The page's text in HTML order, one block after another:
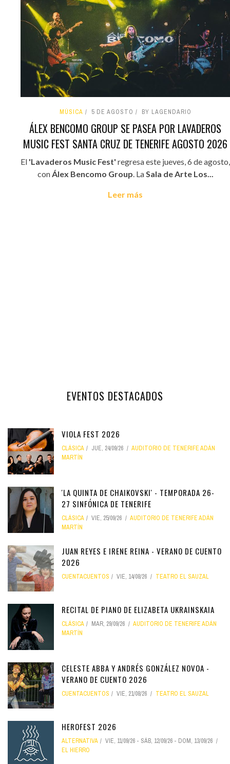
MÚSICA 5 DE AGOSTO BY LAGENDARIO
ÁLEX BENCOMO GROUP SE PASEA POR LAVADEROS
MUSIC FEST SANTA CRUZ DE TENERIFE AGOSTO 2026
El 'Lavaderos Music Fest' regresa este jueves, 6 de agosto,
conÁlex Bencomo Group. LaSala de Arte Los...
Leer más
EVENTOS DESTACADOS
VIOLA FEST 2026
CLÁSICA JUE, 24/09/26
AUDITORIO DE TENERIFE ADÁN
MARTÍN
'LA QUINTA DE CHAIKOVSKI' - TEMPORADA 26-
27 SINFÓNICA DE TENERIFE
CLÁSICA VIE, 25/09/26
AUDITORIO DE TENERIFE ADÁN
MARTÍN
JUAN REYES E IRENE REINA - VERANO DE CUENTO
2026
CUENTACUENTOS VIE, 14/08/26 TEATRO EL SAUZAL
RECITAL DE PIANO DE ELIZABETA UKRAINSKAIA
CLÁSICA MAR, 29/09/26
AUDITORIO DE TENERIFE ADÁN
MARTÍN
CELESTE ABBA Y ANDRÉS GONZÁLEZ NOVOA -
VERANO DE CUENTO 2026
CUENTACUENTOS VIE, 21/08/26 TEATRO EL SAUZAL
HEROFEST 2026
ALTERNATIVA VIE, 11/09/26 - SÁB, 12/09/26 - DOM, 13/09/26
EL HIERRO